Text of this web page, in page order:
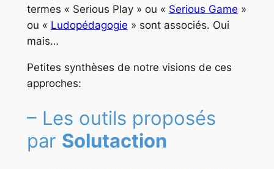
termes « Serious Play » ou « Serious Game »
ou « Ludopédagogie » sont associés. Oui
mais…
Petites synthèses de notre visions de ces
approches:
– Les outils proposés
par Solutaction